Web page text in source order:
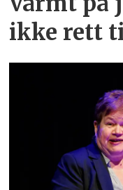
ikke rett